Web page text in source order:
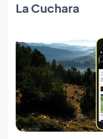
La Cuchara